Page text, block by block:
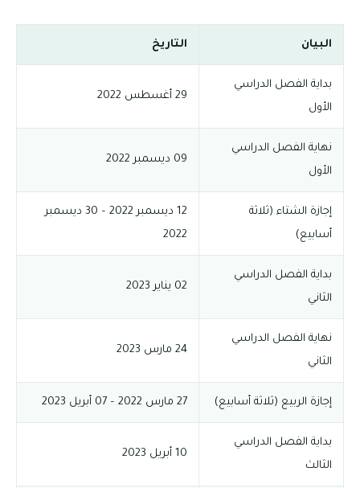
البيان التاريخ
بداية الفصل الدراسي
الأول
29 أغسطس 2022
نهاية الفصل الدراسي
الأول
09 ديسمبر 2022
إجازة الشتاء (ثلاثة
أسابيع)
12 ديسمبر 2022 – 30 ديسمبر
2022
بداية الفصل الدراسي
الثاني
02 يناير 2023
نهاية الفصل الدراسي
الثاني
24 مارس 2023
إجازة الربيع (ثلاثة أسابيع) 27 مارس 2022 – 07 أبريل 2023
بداية الفصل الدراسي
الثالث
10 أبريل 2023